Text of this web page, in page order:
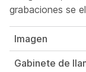
grabaciones se
Imagen
Gabinete de